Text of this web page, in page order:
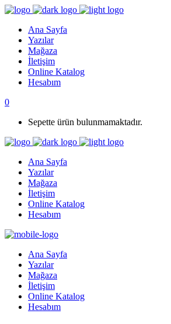
Ana Sayfa
Yazılar
Mağaza
İletişim
Online Katalog
Hesabım
0
Sepette ürün bulunmamaktadır.
Ana Sayfa
Yazılar
Mağaza
İletişim
Online Katalog
Hesabım
Ana Sayfa
Yazılar
Mağaza
İletişim
Online Katalog
Hesabım